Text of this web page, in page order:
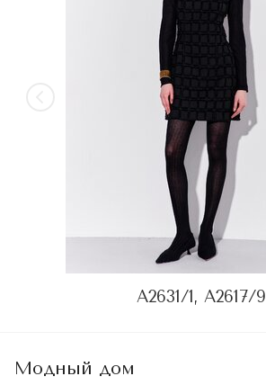
A2631/1, A2617/9
Модный дом